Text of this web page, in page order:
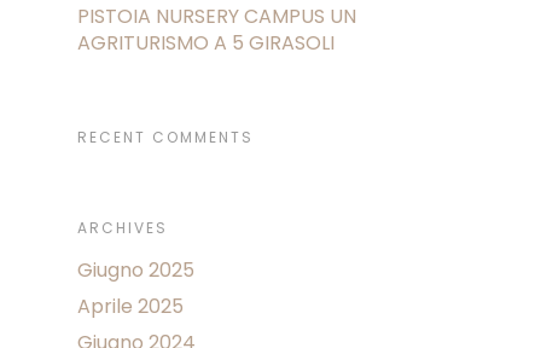
PISTOIA NURSERY CAMPUS UN
AGRITURISMO A 5 GIRASOLI
RECENT COMMENTS
ARCHIVES
Giugno 2025
Aprile 2025
Giugno 2024